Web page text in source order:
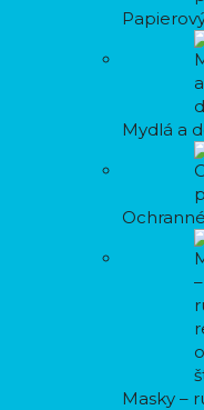
Mydlá a
Masky –